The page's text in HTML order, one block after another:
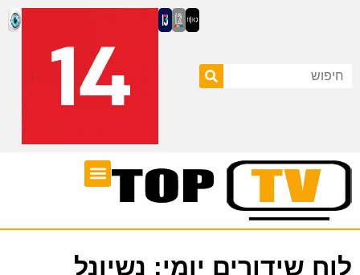
לוח שידורים יומי: נשיונל